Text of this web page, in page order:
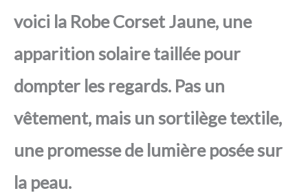
voici la Robe Corset Jaune, une
apparition solaire taillée pour
dompter les regards. Pas un
vêtement, mais un sortilège textile,
une promesse de lumière posée sur
la peau.